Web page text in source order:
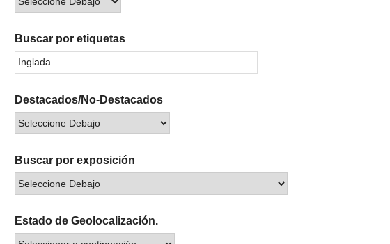
Buscar por etiquetas
Destacados/No-Destacados
Buscar por exposición
Estado de Geolocalización.